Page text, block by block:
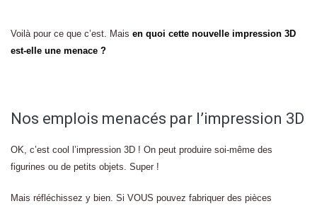
Voilà pour ce que c’est. Mais en quoi cette nouvelle impression 3D
est-elle une menace ?
Nos emplois menacés par l’impression 3D
OK, c’est cool l’impression 3D ! On peut produire soi-même des
figurines ou de petits objets. Super !
Mais réfléchissez y bien. Si VOUS pouvez fabriquer des pièces